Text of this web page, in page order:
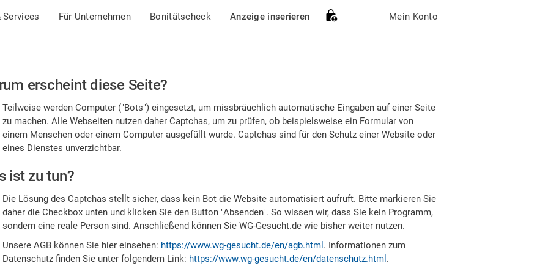
Services Für Unternehmen Bonitätscheck Anzeige inserieren Mein Konto
erscheint diese Seite?
Teilweise werden Computer ("Bots") eingesetzt, um missbräuchlich automatische Eingaben auf einer Seite
zu machen. Alle Webseiten nutzen daher Captchas, um zu prüfen, ob beispielsweise ein Formular von
einem Menschen oder einem Computer ausgefüllt wurde. Captchas sind für den Schutz einer Website oder
eines Dienstes unverzichtbar.
ist zu tun?
Die Lösung des Captchas stellt sicher, dass kein Bot die Website automatisiert aufruft. Bitte markieren Sie
daher die Checkbox unten und klicken Sie den Button "Absenden". So wissen wir, dass Sie kein Programm,
sondern eine reale Person sind. Anschließend können Sie WG-Gesucht.de wie bisher weiter nutzen.
Unsere AGB können Sie hier einsehen: https://www.wg-gesucht.de/en/agb.html . Informationen zum
Datenschutz finden Sie unter folgendem Link: https://www.wg-gesucht.de/en/datenschutz.html .